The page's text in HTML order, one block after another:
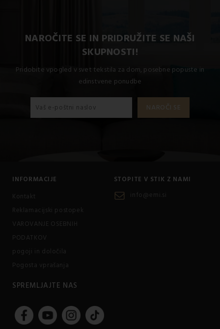
NAROČITE SE IN PRIDRUŽITE SE NAŠI
SKUPNOSTI!
Pridobite vpogled v svet tekstila za dom, posebne popuste in
edinstvene ponudbe
INFORMACIJE
Kontakt
Reklamacijski postopek
VAROVANJE OSEBNIH
PODATKOV
pogoji in določila
Pogosta vprašanja
STOPITE V STIK Z NAMI
info@emi.si
SPREMLJAJTE NAS